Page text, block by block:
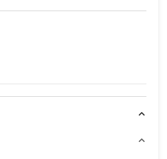
телевидением, детская